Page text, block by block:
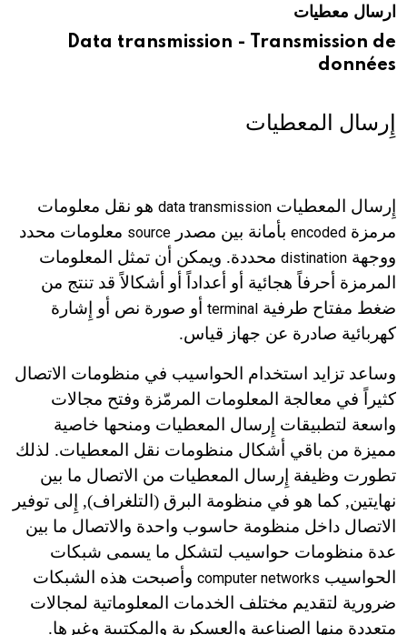
هيئة الموسوعة العربية تطلق موسوعات جديدة في عام 2026ارسال معطيات
Data transmission - Transmission de
données
إِرسال المعطيات
إِرسال المعطيات data transmission هو نقل معلومات
مرمزة encoded بأمانة بين مصدر source معلومات محدد
ووجهة distination محددة. ويمكن أن تمثل المعلومات
المرمزة أحرفاً هجائية أو أعداداً أو أشكالاً قد تنتج من
ضغط مفتاح طرفية terminal أو صورة نص أو إِشارة
كهربائية صادرة عن جهاز قياس.
وساعد تزايد استخدام الحواسيب في منظومات الاتصال
كثيراً في معالجة المعلومات المرمّزة وفتح مجالات
واسعة لتطبيقات إِرسال المعطيات ومنحها خاصية
مميزة من باقي أشكال منظومات نقل المعطيات. لذلك
تطورت وظيفة إِرسال المعطيات من الاتصال ما بين
نهايتين, كما هو في منظومة البرق (التلغراف), إِلى توفير
الاتصال داخل منظومة حاسوب واحدة والاتصال ما بين
عدة منظومات حواسيب لتشكل ما يسمى شبكات
الحواسيب computer networks وأصبحت هذه الشبكات
ضرورية لتقديم مختلف الخدمات المعلوماتية لمجالات
متعددة منها الصناعية والعسكرية والمكتبية وغيرها.